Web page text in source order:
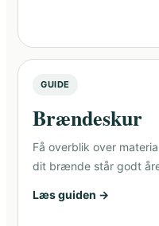
GUIDE
Brændeskur
Få overblik over
dit brænde står godt
Læs guiden →